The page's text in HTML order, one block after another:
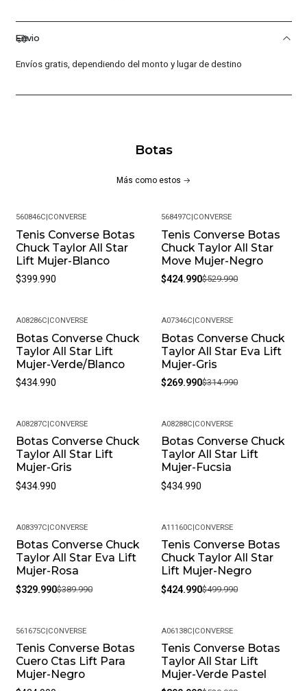
tracción que asegura un sólido agarre en diversas
superficies, brindando una sujeción confiable en cualquier
100% Poliéster. Suela: 100% Caucho. Plantilla: 100% Poliéster.
Envio
Envíos gratis, dependiendo del monto y lugar de destino
Botas
Más como estos
560846C|CONVERSE
Tenis Converse Botas
Chuck Taylor All Star
Lift Mujer-Blanco
$399.990
-20%
568497C|CONVERSE
Tenis Converse Botas
Chuck Taylor All Star
Move Mujer-Negro
$424.990$529.990
A08286C|CONVERSE
Botas Converse Chuck
Taylor All Star Lift
Mujer-Verde/Blanco
$434.990
-14%
A07346C|CONVERSE
Botas Converse Chuck
Taylor All Star Eva Lift
Mujer-Gris
$269.990$314.990
A08287C|CONVERSE
Botas Converse Chuck
Taylor All Star Lift
Mujer-Gris
$434.990
A08288C|CONVERSE
Botas Converse Chuck
Taylor All Star Lift
Mujer-Fucsia
$434.990
-15%
A08397C|CONVERSE
Botas Converse Chuck
Taylor All Star Eva Lift
Mujer-Rosa
$329.990$389.990
-15%
A11160C|CONVERSE
Tenis Converse Botas
Chuck Taylor All Star
Lift Mujer-Negro
$424.990$499.990
561675C|CONVERSE
Tenis Converse Botas
Cuero Ctas Lift Para
Mujer-Negro
-25%
A06138C|CONVERSE
Tenis Converse Botas
Taylor All Star Lift
Mujer-Verde Pastel